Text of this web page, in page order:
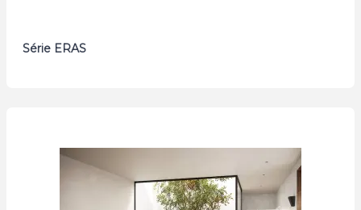
Série ERAS